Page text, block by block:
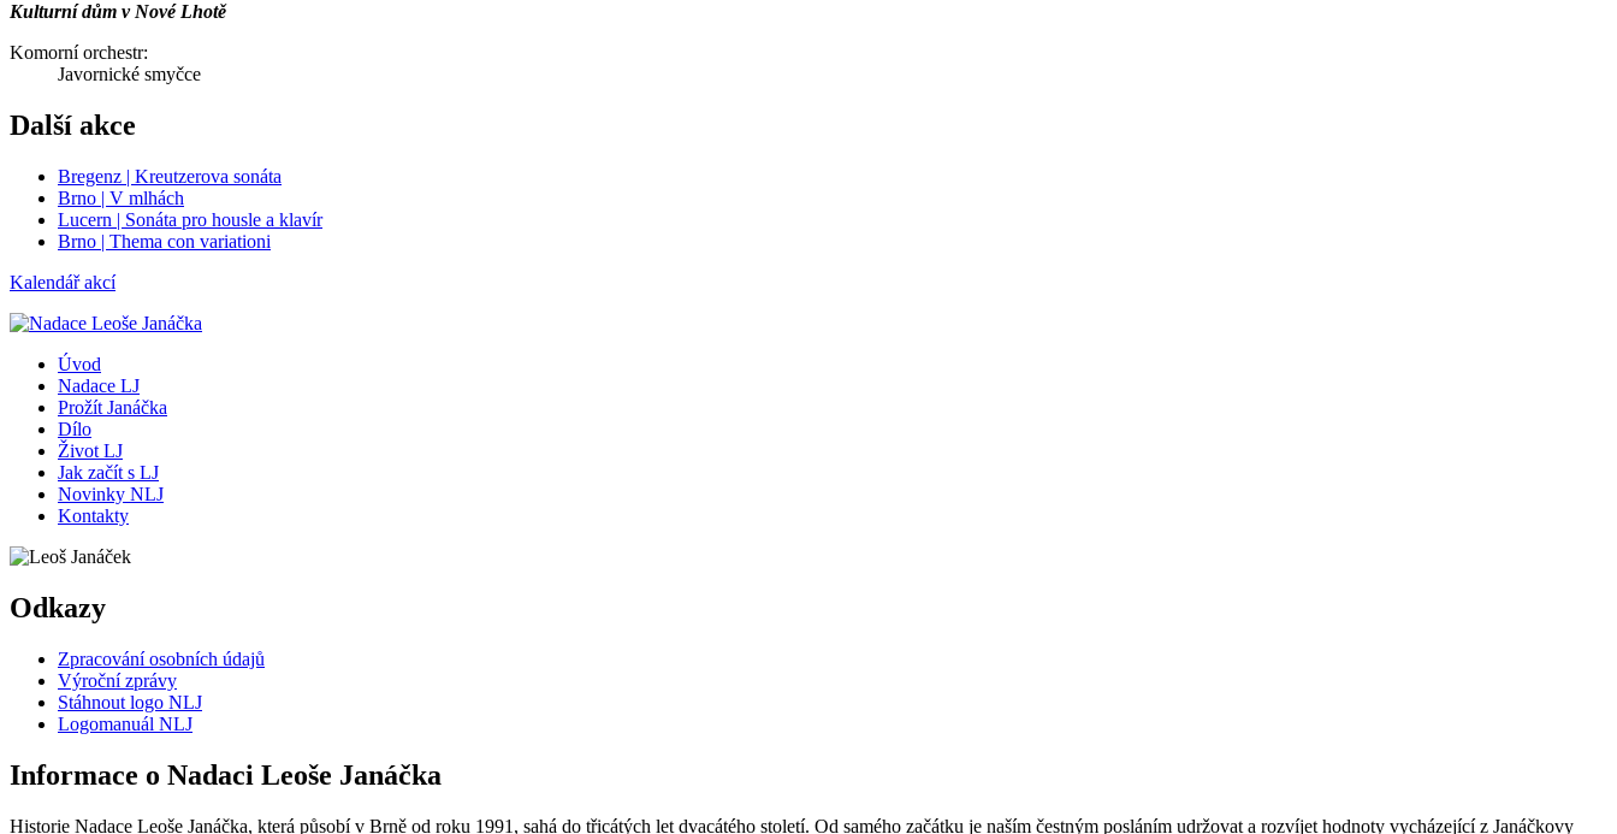
Kulturní dům v Nové Lhotě
Komorní orchestr:
Javornické smyčce
Další akce
Bregenz | Kreutzerova sonáta
Brno | V mlhách
Lucern | Sonáta pro housle a klavír
Brno | Thema con variationi
Kalendář akcí
Úvod
Nadace LJ
Prožít Janáčka
Dílo
Život LJ
Jak začít s LJ
Novinky NLJ
Kontakty
Odkazy
Zpracování osobních údajů
Výroční zprávy
Stáhnout logo NLJ
Logomanuál NLJ
Informace o Nadaci Leoše Janáčka
Historie Nadace Leoše Janáčka, která působí v Brně od roku 1991, sahá do třicátých let dvacátého století. Od samého začátku je naším čestným posláním udržovat a rozvíjet hodnoty vycházející z Janáčkovy